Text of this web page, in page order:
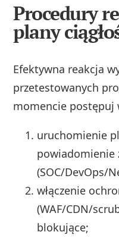
Procedury
plany
Efektywna reakcja
przetestowanych
momencie postępuj
uruchomienie
powiadomienie
(SOC/DevOps/
włączenie
(WAF/CDN/
blokujące;